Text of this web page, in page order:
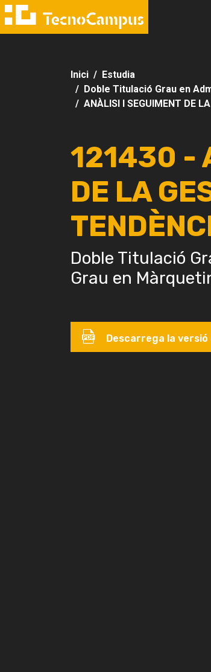
Inici
Estudia
Doble Titulació Grau en
ANÀLISI I SEGUIMENT DE
121430 -
DE LA
Doble Titulació
Grau en
Descarrega la versió